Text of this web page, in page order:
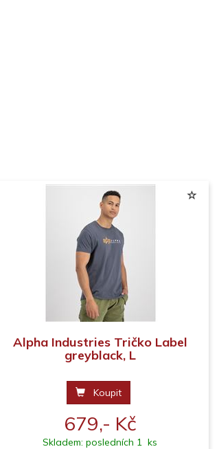
Alpha Industries Tričko Label
greyblack, L
Koupit
679,- Kč
Skladem: posledních 1 ks